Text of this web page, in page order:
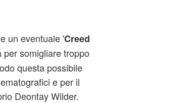
un eventuale 'Creed
somigliare troppo
questa possibile
e per il
Deontay Wilder.